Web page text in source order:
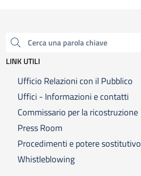
Cerca una parola chiave
LINK UTILI
Ufficio Relazioni con il Pubblico
Uffici - Informazioni e contatti
Commissario per la ricostruzione
Press Room
Procedimenti e potere sostitutivo
Whistleblowing